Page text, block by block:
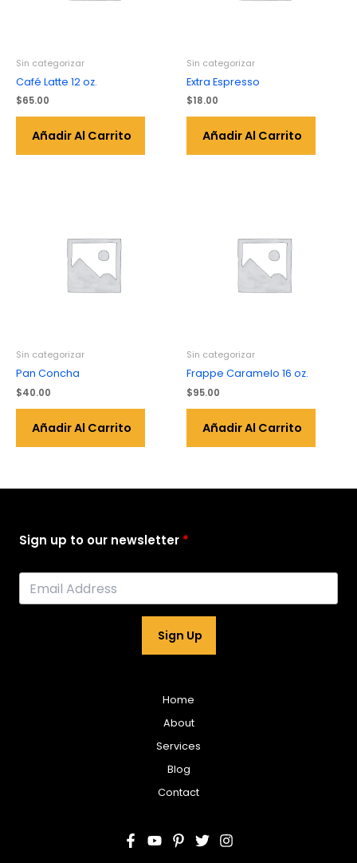
Sin categorizar
Café Latte 12 oz.
$65.00
Añadir Al Carrito
Sin categorizar
Extra Espresso
$18.00
Añadir Al Carrito
Sin categorizar
Pan Concha
$40.00
Añadir Al Carrito
Sin categorizar
Frappe Caramelo 16 oz.
$95.00
Añadir Al Carrito
Sign up to our newsletter
Sign Up
Home
About
Services
Blog
Contact